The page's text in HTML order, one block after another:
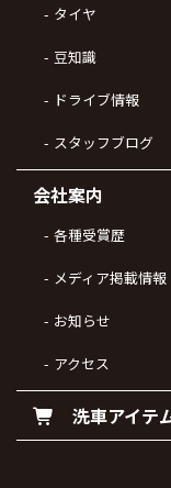
タイヤ
豆知識
ドライブ情報
スタッフブログ
会社案内
各種受賞歴
メディア掲載情報
お知らせ
アクセス
洗車アイテ